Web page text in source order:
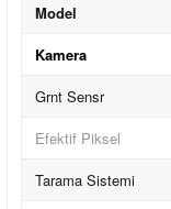
Model
Kamera
Grnt Sensr
Efektif Piksel
Tarama Sistemi